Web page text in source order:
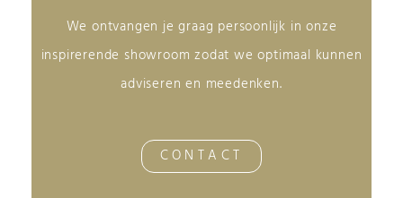
We ontvangen je graag persoonlijk in onze
inspirerende showroom zodat we optimaal kunnen
adviseren en meedenken.
CONTACT